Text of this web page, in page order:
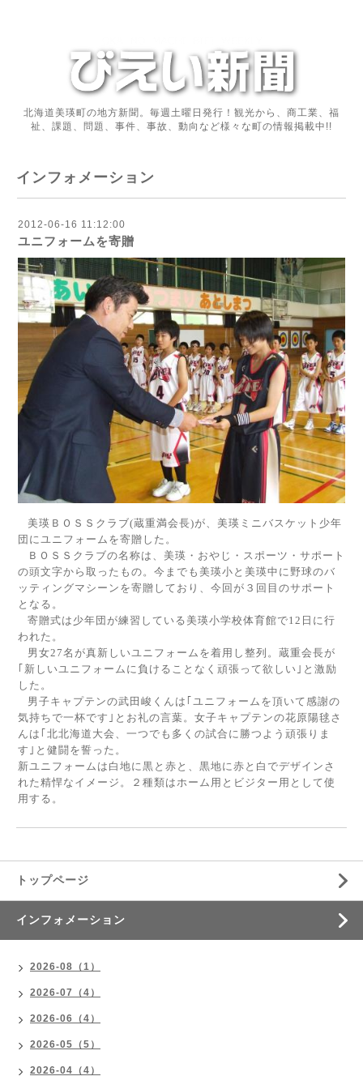
北海道美瑛町の地方新聞。毎週土曜日発行！観光から、商工業、福
祉、課題、問題、事件、事故、動向など様々な町の情報掲載中!!
インフォメーション
2012-06-16 11:12:00
ユニフォームを寄贈
美瑛ＢＯＳＳクラブ(蔵重満会長)が、美瑛ミニバスケット少年
団にユニフォームを寄贈した。
ＢＯＳＳクラブの名称は、美瑛・おやじ・スポーツ・サポート
の頭文字から取ったもの。今までも美瑛小と美瑛中に野球のバ
ッティングマシーンを寄贈しており、今回が３回目のサポート
となる。
寄贈式は少年団が練習している美瑛小学校体育館で12 日に行
われた。
男女27名が真新しいユニフォームを着用し整列。蔵重会長が
｢新しいユニフォームに負けることなく頑張って欲しい｣と激励
した。
男子キャプテンの武田峻くんは｢ユニフォームを頂いて感謝の
気持ちで一杯です｣とお礼の言葉。女子キャプテンの花原陽毬さ
んは｢北北海道大会、一つでも多くの試合に勝つよう頑張りま
す｣と健闘を誓った。
新ユニフォームは白地に黒と赤と、黒地に赤と白でデザインさ
れた精悍なイメージ。２種類はホーム用とビジター用として使
用する。
トップページ
インフォメーション
2026-08（1）
2026-07（4）
2026-06（4）
2026-05（5）
2026-04（4）